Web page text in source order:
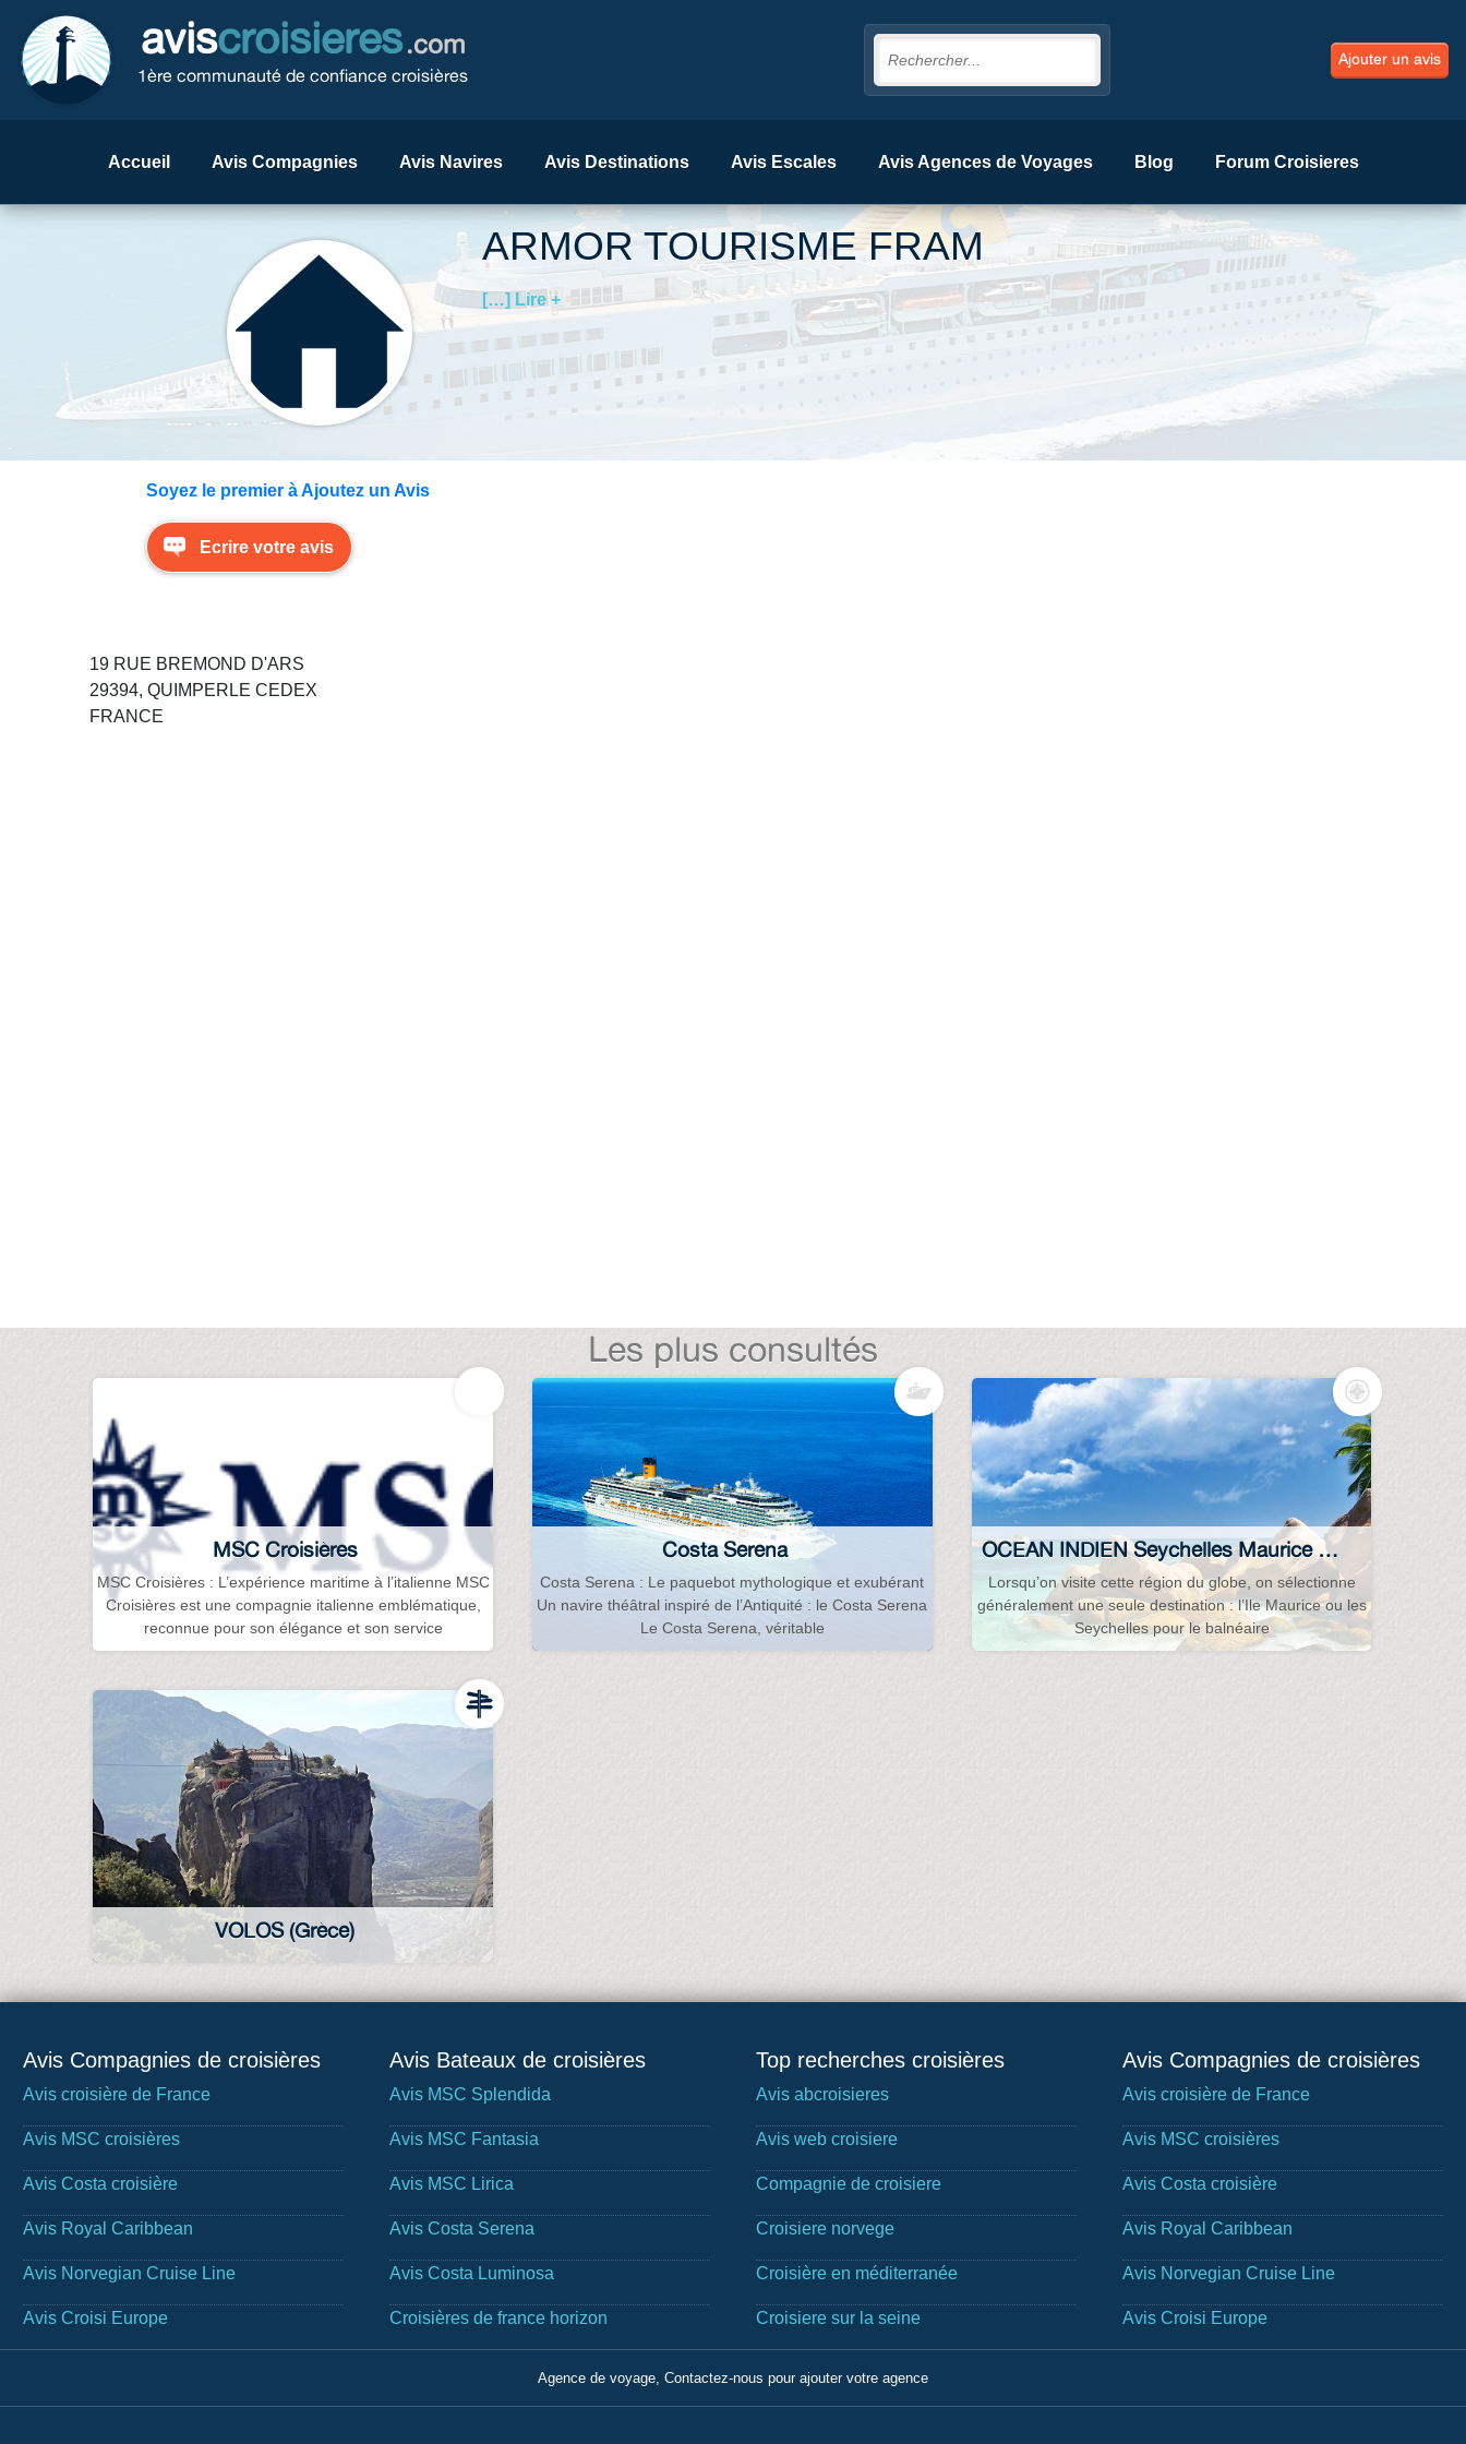
aviscroisieres.com
1ère communauté de confiance croisières
Ajouter un avis
Accueil Avis Compagnies Avis Navires Avis Destinations Avis Escales Avis Agences de Voyages Blog Forum Croisieres
ARMOR TOURISME FRAM
[…] Lire +
Soyez le premier à Ajoutez un Avis
Ecrire votre avis
19 RUE BREMOND D'ARS
29394, QUIMPERLE CEDEX
FRANCE
Les plus consultés
MSC Croisières
MSC Croisières : L’expérience maritime à l’italienne MSC
Croisières est une compagnie italienne emblématique,
reconnue pour son élégance et son service
Costa Serena
Costa Serena : Le paquebot mythologique et exubérant
Un navire théâtral inspiré de l’Antiquité : le Costa Serena
Le Costa Serena, véritable
OCEAN INDIEN Seychelles Maurice Madagascar Réunion Afrique-du-Sud Mer-rouge…
Lorsqu’on visite cette région du globe, on sélectionne
généralement une seule destination : l’Ile Maurice ou les
Seychelles pour le balnéaire
VOLOS (Grèce)
Avis Compagnies de croisières
Avis croisière de France
Avis MSC croisières
Avis Costa croisière
Avis Royal Caribbean
Avis Norvegian Cruise Line
Avis Croisi Europe
Avis Bateaux de croisières
Avis MSC Splendida
Avis MSC Fantasia
Avis MSC Lirica
Avis Costa Serena
Avis Costa Luminosa
Croisières de france horizon
Top recherches croisières
Avis abcroisieres
Avis web croisiere
Compagnie de croisiere
Croisiere norvege
Croisière en méditerranée
Croisiere sur la seine
Avis Compagnies de croisières
Avis croisière de France
Avis MSC croisières
Avis Costa croisière
Avis Royal Caribbean
Avis Norvegian Cruise Line
Avis Croisi Europe
Agence de voyage, Contactez-nous pour ajouter votre agence